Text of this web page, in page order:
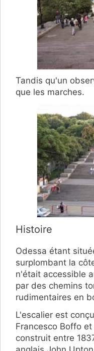
Tandis qu'un
que les marches.
Histoire
Odessa étant
surplombant la
n'était accessible
par des chemins
rudimentaires en
L'escalier est
Francesco Boffo
construit entre